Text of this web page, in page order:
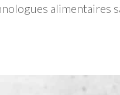
alimentaires